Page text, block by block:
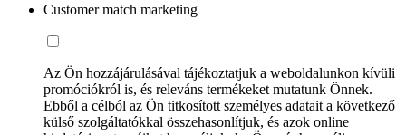
Customer match marketing
Az Ön hozzájárulásával tájékoztatjuk a weboldalunkon kívüli
promóciókról is, és releváns termékeket mutatunk Önnek.
Ebből a célból az Ön titkosított személyes adatait a következő
külső szolgáltatókkal összehasonlítjuk, és azok online